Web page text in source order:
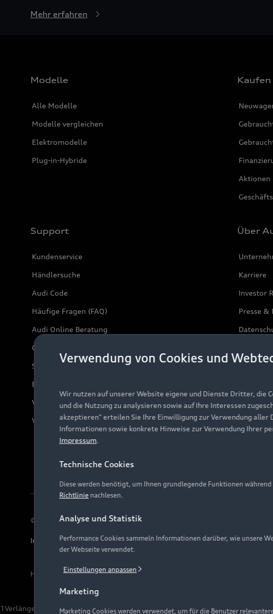
Mehr erfahren
Modelle
Alle Modelle
Modelle vergleichen
Elektromodelle
Plug-in-Hybride
Aktionen
Support
Kundenservice
Händlersuche
Audi Code
Häufige Fragen (FAQ)
Audi Online Beratung
Online-Terminvereinbarung
Servicekontakt
Bordbuch & Bedienungsanleitungen
Verträge kündigen
Vertrag widerrufen
Über
Karriere
Investor
Presse &
© 2026 AUDI AG. Alle Rechte vorbehalten
Impressum Rechtliches Hinweisgebersystem
Hinweis: Die aktuelle Darstellung und Anordnung der Embleme am
1Verlängerung vorbehalten.
Verwendung von Cookies und
Wir nutzen auf unserer Website eigene und Dienste Dritter, die
und die Nutzung zu analysieren sowie auf Ihre Interessen
akzeptieren" erteilen Sie Ihre Einwilligung zur Verwendung
Informationen sowie konkrete Hinweise zur Verwendung Ihrer
Impressum.
Technische Cookies
Diese werden benötigt, um Ihnen grundlegende Funktionen
Richtlinie nachlesen.
Analyse und Statistik
Performance Cookies sammeln Informationen darüber, wie unsere
der Webseite verwendet.
Einstellungen anpassen
Marketing
Marketing Cookies werden verwendet, um für die Benutzer